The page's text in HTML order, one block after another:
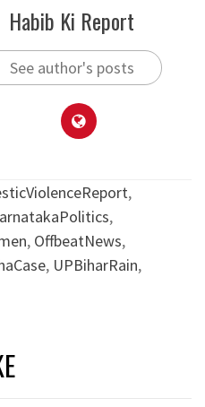
Habib Ki Report
See author's posts
,
,
, OffbeatNews,
, UPBiharRain,